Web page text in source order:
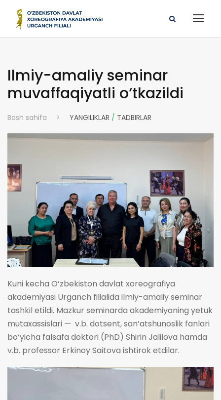
Ilmiy-amaliy seminar
muvaffaqiyatli o‘tkazildi
Bosh sahifa > YANGILIKLAR / TADBIRLAR
Kuni kecha O‘zbekiston davlat xoreografiya
akademiyasi Urganch filialida ilmiy-amaliy seminar
tashkil etildi. Mazkur seminarda akademiyaning yetuk
mutaxassislari — v.b. dotsent, san’atshunoslik fanlari
bo‘yicha falsafa doktori (PhD) Shirin Jalilova hamda
v.b. professor Erkinoy Saitova ishtirok etdilar.